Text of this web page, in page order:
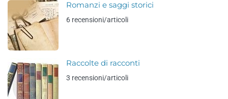
Romanzi e saggi storici
6 recensioni/articoli
Raccolte di racconti
3 recensioni/articoli